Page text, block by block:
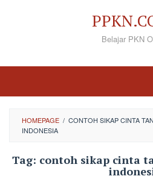
Belajar PKN
HOMEPAGE / CONTOH SIKAP CINTA
INDONESIA
Tag: contoh sikap cinta